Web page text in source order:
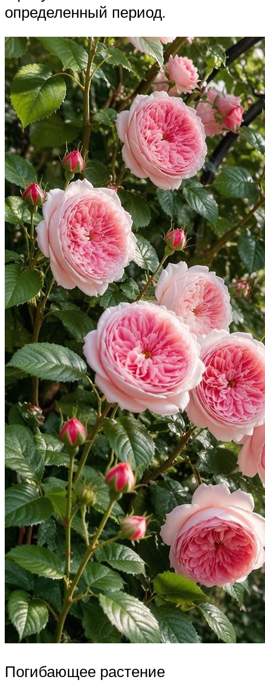
определенный период.
Погибающее растение